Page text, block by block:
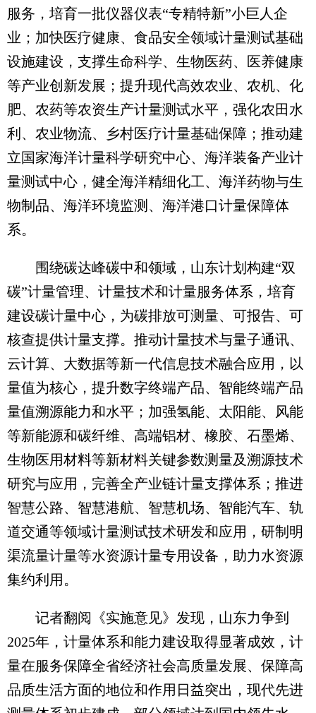
服务，培育一批仪器仪表“专精特新”小巨人企
业；加快医疗健康、食品安全领域计量测试基础
设施建设，支撑生命科学、生物医药、医养健康
等产业创新发展；提升现代高效农业、农机、化
肥、农药等农资生产计量测试水平，强化农田水
利、农业物流、乡村医疗计量基础保障；推动建
立国家海洋计量科学研究中心、海洋装备产业计
量测试中心，健全海洋精细化工、海洋药物与生
物制品、海洋环境监测、海洋港口计量保障体
系。
围绕碳达峰碳中和领域，山东计划构建“双
碳”计量管理、计量技术和计量服务体系，培育
建设碳计量中心，为碳排放可测量、可报告、可
核查提供计量支撑。推动计量技术与量子通讯、
云计算、大数据等新一代信息技术融合应用，以
量值为核心，提升数字终端产品、智能终端产品
量值溯源能力和水平；加强氢能、太阳能、风能
等新能源和碳纤维、高端铝材、橡胶、石墨烯、
生物医用材料等新材料关键参数测量及溯源技术
研究与应用，完善全产业链计量支撑体系；推进
智慧公路、智慧港航、智慧机场、智能汽车、轨
道交通等领域计量测试技术研发和应用，研制明
渠流量计量等水资源计量专用设备，助力水资源
集约利用。
记者翻阅《实施意见》发现，山东力争到
2025年，计量体系和能力建设取得显著成效，计
量在服务保障全省经济社会高质量发展、保障高
品质生活方面的地位和作用日益突出，现代先进